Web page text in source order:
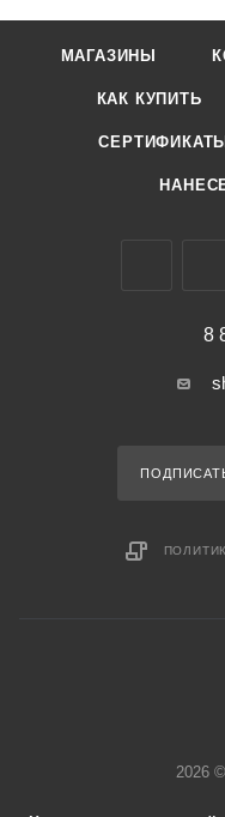
МАГАЗИНЫ
КАК КУПИТЬ
СЕРТИФИКАТЫ
8
2026